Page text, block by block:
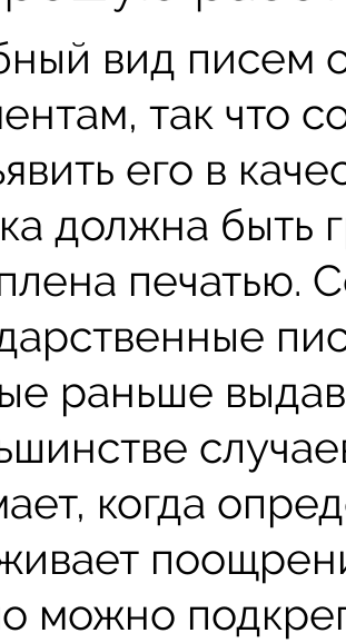
вид писем
так что
его в
должна быть
печатью.
раньше
когда
можно